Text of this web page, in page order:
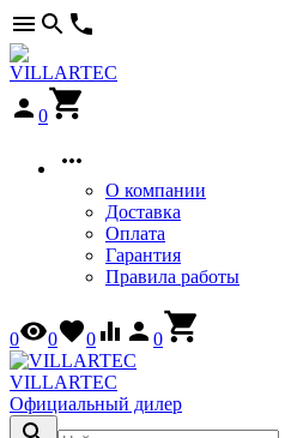
0
О компании
Доставка
Оплата
Гарантия
Правила работы
0 0 0 0
VILLARTEC
Официальный дилер